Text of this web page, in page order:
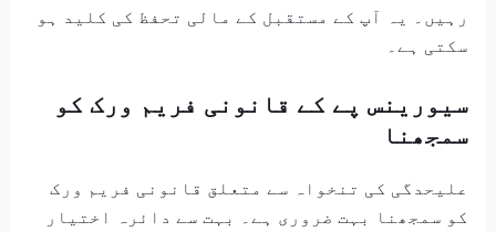
رہیں۔ یہ آپ کے مستقبل کے مالی تحفظ کی کلید ہو
سکتی ہے۔
سیورینس پے کے قانونی فریم ورک کو
سمجھنا
علیحدگی کی تنخواہ سے متعلق قانونی فریم ورک
کو سمجھنا بہت ضروری ہے۔ بہت سے دائرہ اختیار